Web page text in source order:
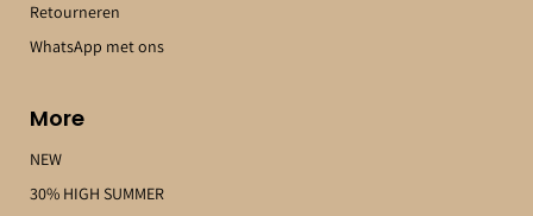
Retourneren
WhatsApp met ons
More
NEW
30% HIGH SUMMER